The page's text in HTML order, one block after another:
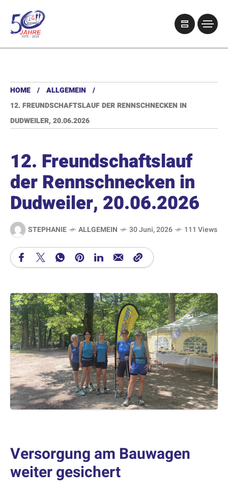
HOME
ALLGEMEIN
12. FREUNDSCHAFTSLAUF DER RENNSCHNECKEN IN
DUDWEILER, 20.06.2026
12. Freundschaftslauf
der Rennschnecken in
Dudweiler, 20.06.2026
STEPHANIE ALLGEMEIN 30 Juni, 2026 111 Views
Versorgung am Bauwagen
weiter gesichert